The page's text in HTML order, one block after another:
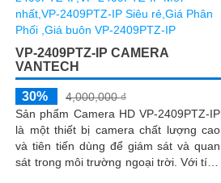
VP-2409PTZ-IP CAMERA
VANTECH
30%
4,000,000 ₫
Sản phẩm Camera HD VP-2409PTZ-IP
là một thiết bị camera chất lượng cao
và tiên tiến dùng để giám sát và quan
sát trong môi trường ngoại trời. Với tính